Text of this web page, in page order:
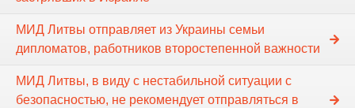
МИД Литвы отправляет из Украины семьи
дипломатов, работников второстепенной важности
МИД Литвы, в виду с нестабильной ситуации с
безопасностью, не рекомендует отправляться в